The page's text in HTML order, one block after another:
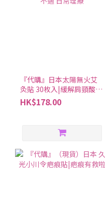
『代購』日本太陽無火艾
灸貼 30枚入|緩解肩頸酸痛
腰背不適 日常理療
HK$178.00